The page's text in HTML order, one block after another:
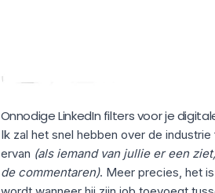
Onnodige LinkedIn filters voor je
Ik zal het snel hebben over de
ervan (als iemand van jullie er een
de commentaren). Meer precies, het